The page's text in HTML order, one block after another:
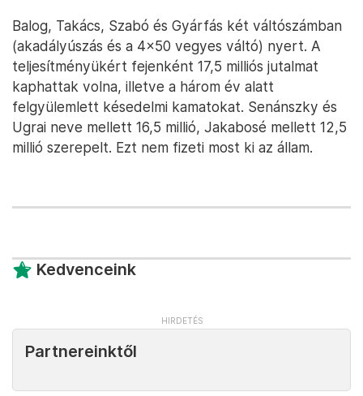
Balog, Takács, Szabó és Gyárfás két váltószámban
(akadályúszás és a 4×50 vegyes váltó) nyert. A
teljesítményükért fejenként 17,5 milliós jutalmat
kaphattak volna, illetve a három év alatt
felgyülemlett késedelmi kamatokat. Senánszky és
Ugrai neve mellett 16,5 millió, Jakabosé mellett 12,5
millió szerepelt. Ezt nem fizeti most ki az állam.
Kedvenceink
Partnereinktől